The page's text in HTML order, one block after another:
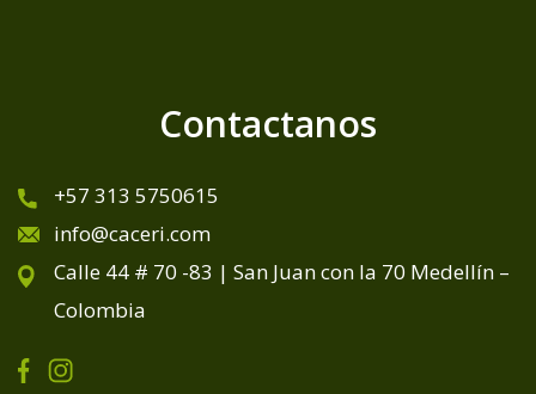
Contactanos
+57 313 5750615
info@caceri.com
Calle 44 # 70 -83 | San Juan con la 70 Medellín –
Colombia